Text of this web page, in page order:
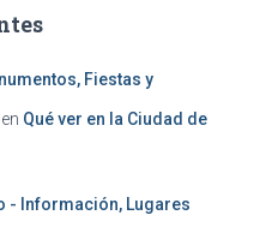
Fiestas y
en Qué ver en la Ciudad de
- Información, Lugares